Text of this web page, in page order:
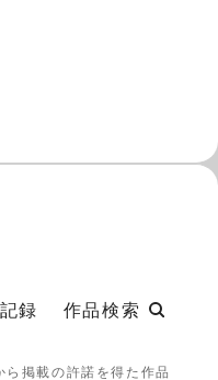
録 作品検索
掲載の許諾を得た作品